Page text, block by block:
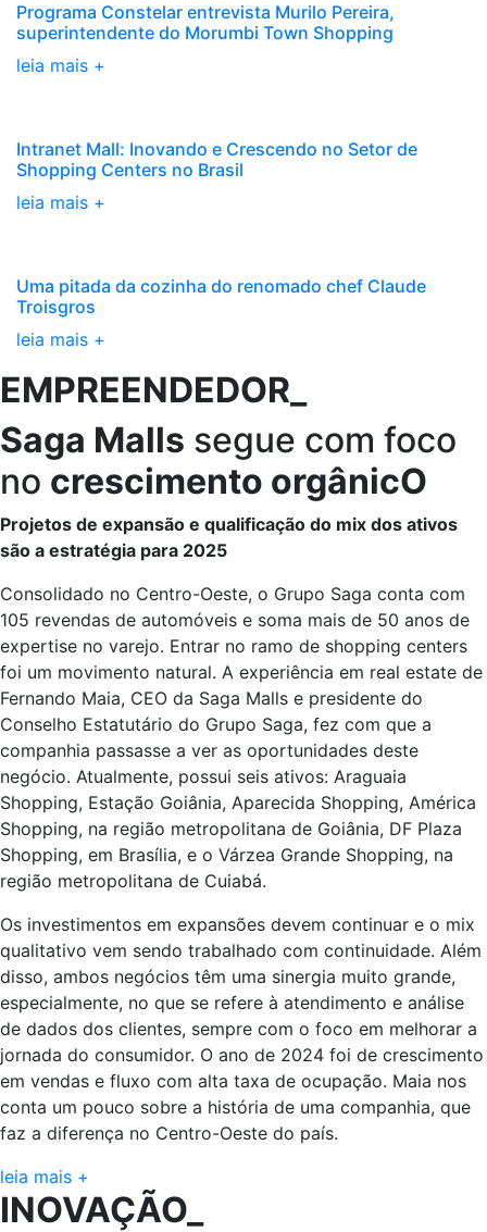
Programa Constelar entrevista Murilo Pereira,
superintendente do Morumbi Town Shopping
leia mais +
Intranet Mall: Inovando e Crescendo no Setor de
Shopping Centers no Brasil
leia mais +
Uma pitada da cozinha do renomado chef Claude
Troisgros
leia mais +
EMPREENDEDOR_
Saga Malls segue com foco
no crescimento orgânicO
Projetos de expansão e qualificação do mix dos ativos
são a estratégia para 2025
Consolidado no Centro-Oeste, o Grupo Saga conta com
105 revendas de automóveis e soma mais de 50 anos de
expertise no varejo. Entrar no ramo de shopping centers
foi um movimento natural. A experiência em real estate de
Fernando Maia, CEO da Saga Malls e presidente do
Conselho Estatutário do Grupo Saga, fez com que a
companhia passasse a ver as oportunidades deste
negócio. Atualmente, possui seis ativos: Araguaia
Shopping, Estação Goiânia, Aparecida Shopping, América
Shopping, na região metropolitana de Goiânia, DF Plaza
Shopping, em Brasília, e o Várzea Grande Shopping, na
região metropolitana de Cuiabá.
Os investimentos em expansões devem continuar e o mix
qualitativo vem sendo trabalhado com continuidade. Além
disso, ambos negócios têm uma sinergia muito grande,
especialmente, no que se refere à atendimento e análise
de dados dos clientes, sempre com o foco em melhorar a
jornada do consumidor. O ano de 2024 foi de crescimento
em vendas e fluxo com alta taxa de ocupação. Maia nos
conta um pouco sobre a história de uma companhia, que
faz a diferença no Centro-Oeste do país.
leia mais +
INOVAÇÃO_